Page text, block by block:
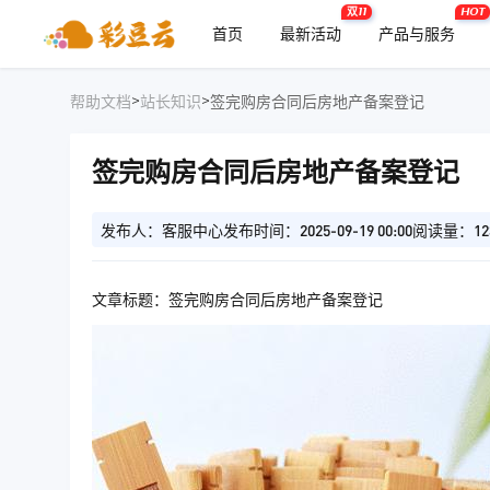
首页 最新活动
双11
产品与服务
HOT
帮助文档>站长知识>签完购房合同后房地产备案登记
签完购房合同后房地产备案登记
发布人：客服中心发布时间：2025-09-19 00:00阅读量：
文章标题：签完购房合同后房地产备案登记